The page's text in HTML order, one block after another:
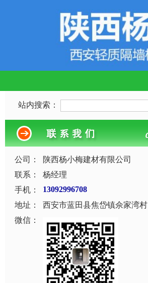
站内搜索：
公司：
陕西杨小梅建材有限公司
联系：
杨经理
手机：
13092996708
地址：
西安市蓝田县焦岱镇佘家湾村
微信：